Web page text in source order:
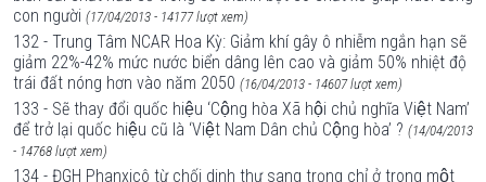
con người (17/04/2013 - 14177 lượt xem)
132 - Trung Tâm NCAR Hoa Kỳ: Giảm khí gây ô nhiễm ngắn hạn sẽ
giảm 22%-42% mức nước biển dâng lên cao và giảm 50% nhiệt độ
trái đất nóng hơn vào năm 2050 (16/04/2013 - 14607 lượt xem)
133 - Sẽ thay đổi quốc hiệu ‘Cộng hòa Xã hội chủ nghĩa Việt Nam’
để trở lại quốc hiệu cũ là ‘Việt Nam Dân chủ Cộng hòa’ ? (14/04/2013
- 14768 lượt xem)
134 - ĐGH Phanxicô từ chối dinh thự sang trọng chỉ ở trong một